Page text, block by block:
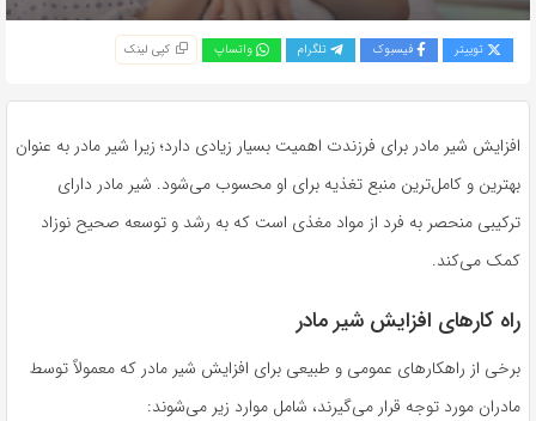
توییتر فیسبوک تلگرام واتساپ کپی لینک
افزایش شیر مادر برای فرزندت اهمیت بسیار زیادی دارد؛ زیرا شیر مادر به عنوان
بهترین و کامل‌ترین منبع تغذیه برای او محسوب می‌شود. شیر مادر دارای
ترکیبی منحصر به فرد از مواد مغذی است که به رشد و توسعه صحیح نوزاد
کمک می‌کند.
راه کارهای افزایش شیر مادر
برخی از راهکارهای عمومی و طبیعی برای افزایش شیر مادر که معمولاً توسط
مادران مورد توجه قرار می‌گیرند، شامل موارد زیر می‌شوند: